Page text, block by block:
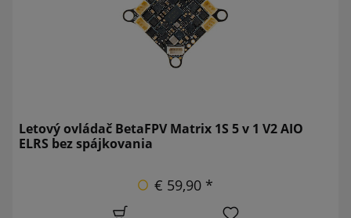
Letový ovládač BetaFPV Matrix 1S 5 v 1 V2 AIO
ELRS bez spájkovania
€ 59,90 *